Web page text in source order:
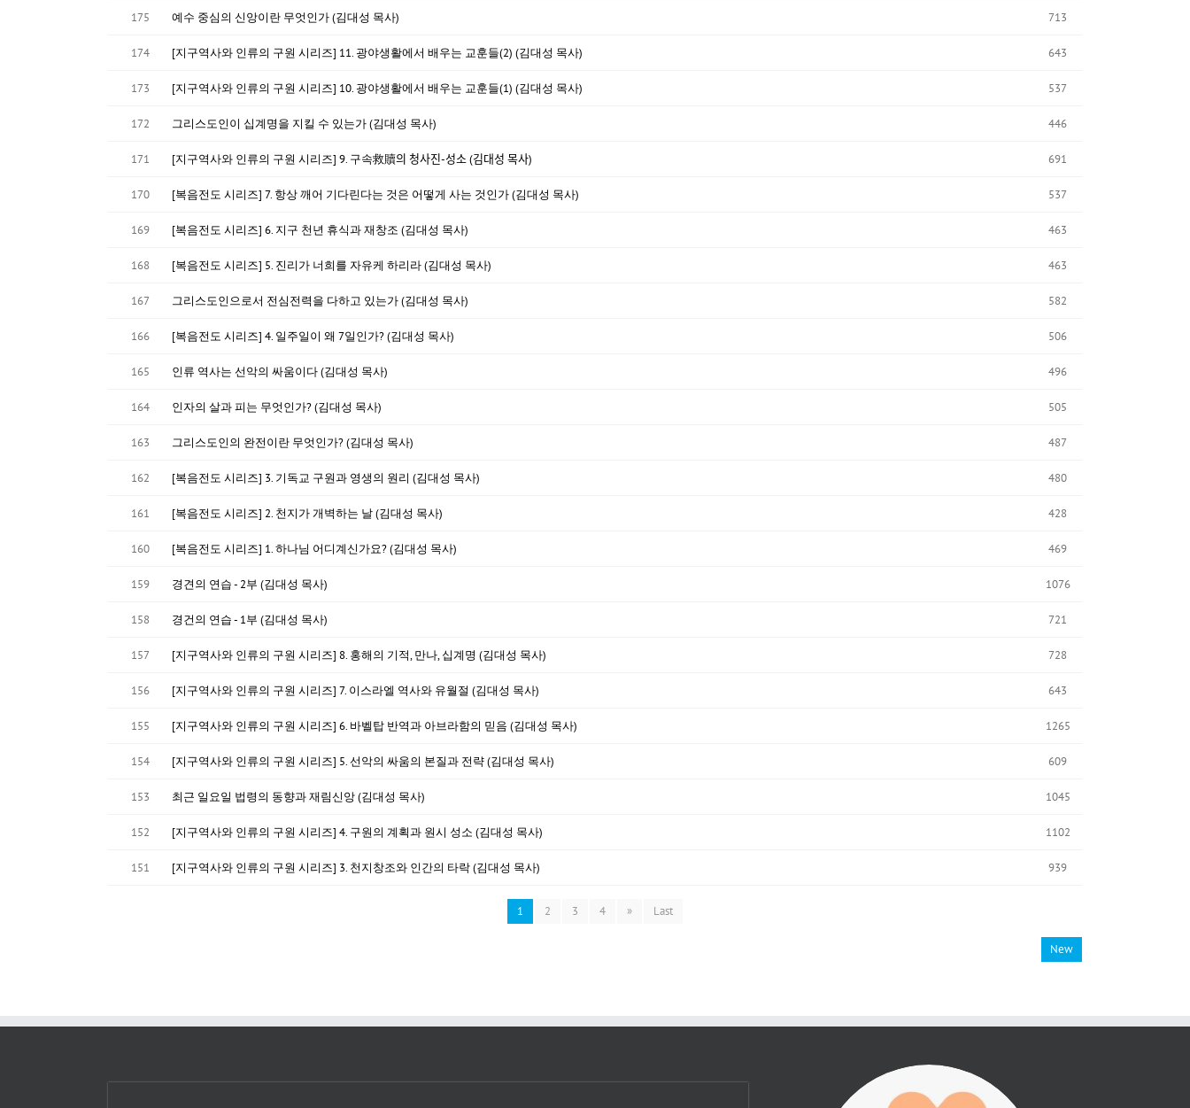
175 예수 중심의 신앙이란 무엇인가 (김대성 목사) 713
174 [지구역사와 인류의 구원 시리즈] 11. 광야생활에서 배우는 교훈들(2) (김대성 목사) 643
173 [지구역사와 인류의 구원 시리즈] 10. 광야생활에서 배우는 교훈들(1) (김대성 목사) 537
172 그리스도인이 십계명을 지킬 수 있는가 (김대성 목사) 446
171 [지구역사와 인류의 구원 시리즈] 9. 구속救贖의 청사진-성소 (김대성 목사) 691
170 [복음전도 시리즈] 7. 항상 깨어 기다린다는 것은 어떻게 사는 것인가 (김대성 목사) 537
169 [복음전도 시리즈] 6. 지구 천년 휴식과 재창조 (김대성 목사) 463
168 [복음전도 시리즈] 5. 진리가 너희를 자유케 하리라 (김대성 목사) 463
167 그리스도인으로서 전심전력을 다하고 있는가 (김대성 목사) 582
166 [복음전도 시리즈] 4. 일주일이 왜 7일인가? (김대성 목사) 506
165 인류 역사는 선악의 싸움이다 (김대성 목사) 496
164 인자의 살과 피는 무엇인가? (김대성 목사) 505
163 그리스도인의 완전이란 무엇인가? (김대성 목사) 487
162 [복음전도 시리즈] 3. 기독교 구원과 영생의 원리 (김대성 목사) 480
161 [복음전도 시리즈] 2. 천지가 개벽하는 날 (김대성 목사) 428
160 [복음전도 시리즈] 1. 하나님 어디계신가요? (김대성 목사) 469
159 경견의 연습 - 2부 (김대성 목사) 1076
158 경건의 연습 - 1부 (김대성 목사) 721
157 [지구역사와 인류의 구원 시리즈] 8. 홍해의 기적, 만나, 십계명 (김대성 목사) 728
156 [지구역사와 인류의 구원 시리즈] 7. 이스라엘 역사와 유월절 (김대성 목사) 643
155 [지구역사와 인류의 구원 시리즈] 6. 바벨탑 반역과 아브라함의 믿음 (김대성 목사) 1265
154 [지구역사와 인류의 구원 시리즈] 5. 선악의 싸움의 본질과 전략 (김대성 목사) 609
153 최근 일요일 법령의 동향과 재림신앙 (김대성 목사) 1045
152 [지구역사와 인류의 구원 시리즈] 4. 구원의 계획과 원시 성소 (김대성 목사) 1102
151 [지구역사와 인류의 구원 시리즈] 3. 천지창조와 인간의 타락 (김대성 목사) 939
1 2 3 4 » Last
New